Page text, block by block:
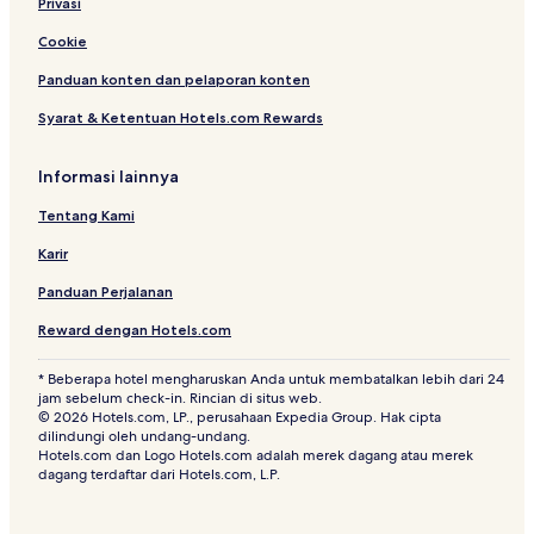
Cookie
Panduan konten dan pelaporan konten
Syarat & Ketentuan Hotels.com Rewards
Informasi lainnya
Tentang Kami
Karir
Panduan Perjalanan
Reward dengan Hotels.com
* Beberapa hotel mengharuskan Anda untuk membatalkan lebih dari 24
jam sebelum check-in. Rincian di situs web.
© 2026 Hotels.com, LP., perusahaan Expedia Group. Hak cipta
dilindungi oleh undang-undang.
Hotels.com dan Logo Hotels.com adalah merek dagang atau merek
dagang terdaftar dari Hotels.com, L.P.